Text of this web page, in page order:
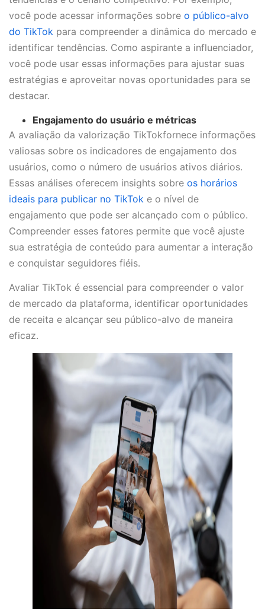
você pode acessar informações sobre o público-alvo
do TikTok para compreender a dinâmica do mercado e
identificar tendências. Como aspirante a influenciador,
você pode usar essas informações para ajustar suas
estratégias e aproveitar novas oportunidades para se
destacar.
Engajamento do usuário e métricas
A avaliação da valorização TikTokfornece informações
valiosas sobre os indicadores de engajamento dos
usuários, como o número de usuários ativos diários.
Essas análises oferecem insights sobre os horários
ideais para publicar no TikTok e o nível de
engajamento que pode ser alcançado com o público.
Compreender esses fatores permite que você ajuste
sua estratégia de conteúdo para aumentar a interação
e conquistar seguidores fiéis.
Avaliar TikTok é essencial para compreender o valor
de mercado da plataforma, identificar oportunidades
de receita e alcançar seu público-alvo de maneira
eficaz.